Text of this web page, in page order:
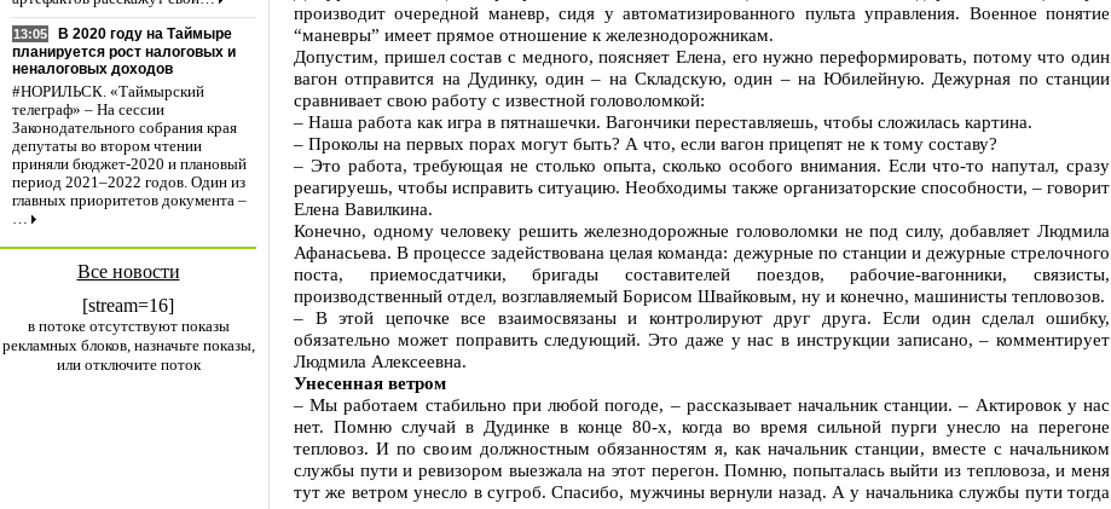
13:05
В 2020 году на Таймыре
планируется рост налоговых и
неналоговых доходов
#НОРИЛЬСК. «Таймырский
телеграф» – На сессии
Законодательного собрания края
депутаты во втором чтении
приняли бюджет-2020 и плановый
период 2021–2022 годов. Один из
главных приоритетов документа –
…
Все новости
[stream=16]
в потоке отсутствуют показы
рекламных блоков, назначьте показы,
или отключите поток
производит очередной маневр, сидя у автоматизированного пульта управления. Военное понятие
“маневры” имеет прямое отношение к железнодорожникам.
Допустим, пришел состав с медного, поясняет Елена, его нужно переформировать, потому что один
вагон отправится на Дудинку, один – на Складскую, один – на Юбилейную. Дежурная по станции
сравнивает свою работу с известной головоломкой:
– Наша работа как игра в пятнашечки. Вагончики переставляешь, чтобы сложилась картина.
– Проколы на первых порах могут быть? А что, если вагон прицепят не к тому составу?
– Это работа, требующая не столько опыта, сколько особого внимания. Если что-то напутал, сразу
реагируешь, чтобы исправить ситуацию. Необходимы также организаторские способности, – говорит
Елена Вавилкина.
Конечно, одному человеку решить железнодорожные головоломки не под силу, добавляет Людмила
Афанасьева. В процессе задействована целая команда: дежурные по станции и дежурные стрелочного
поста, приемосдатчики, бригады составителей поездов, рабочие-вагонники, связисты,
производственный отдел, возглавляемый Борисом Швайковым, ну и конечно, машинисты тепловозов.
– В этой цепочке все взаимосвязаны и контролируют друг друга. Если один сделал ошибку,
обязательно может поправить следующий. Это даже у нас в инструкции записано, – комментирует
Людмила Алексеевна.
Унесенная ветром
– Мы работаем стабильно при любой погоде, – рассказывает начальник станции. – Актировок у нас
нет. Помню случай в Дудинке в конце 80-х, когда во время сильной пурги унесло на перегоне
тепловоз. И по своим должностным обязанностям я, как начальник станции, вместе с начальником
службы пути и ревизором выезжала на этот перегон. Помню, попыталась выйти из тепловоза, и меня
тут же ветром унесло в сугроб. Спасибо, мужчины вернули назад. А у начальника службы пути тогда